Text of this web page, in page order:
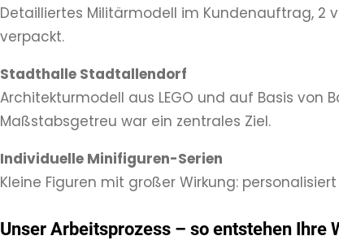
Detailliertes Militärmodell im Kundenauftrag, 2
verpackt.
Stadthalle Stadtallendorf
Architekturmodell aus LEGO und auf Basis
Maßstabsgetreu war ein zentrales Ziel.
Individuelle Minifiguren-Serien
Kleine Figuren mit großer Wirkung:
Unser Arbeitsprozess – so entstehen Ihre